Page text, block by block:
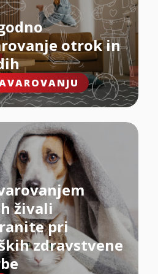
otrok in
živali
pri
zdravstvene